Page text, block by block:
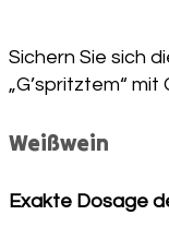
Sichern Sie sich
„G’spritztem“
Weißwein
Exakte Dosage